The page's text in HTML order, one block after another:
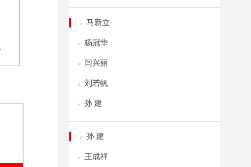
马新立
杨冠华
闫兴丽
刘若帆
孙 建
孙 建
王成祥